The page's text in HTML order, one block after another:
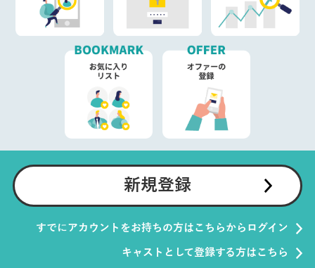
新規登録
すでにアカウントをお持ちの方はこちらからログイン
キャストとして登録する方はこちら